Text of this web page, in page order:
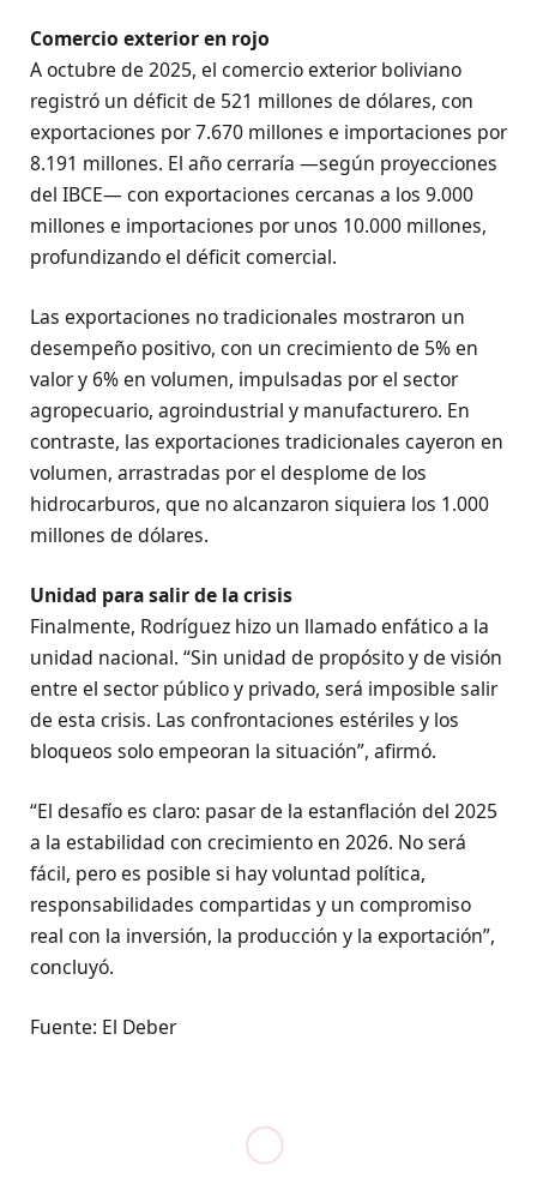
Comercio exterior en rojo
A octubre de 2025, el comercio exterior boliviano
registró un déficit de 521 millones de dólares, con
exportaciones por 7.670 millones e importaciones por
8.191 millones. El año cerraría —según proyecciones
del IBCE— con exportaciones cercanas a los 9.000
millones e importaciones por unos 10.000 millones,
profundizando el déficit comercial.
Las exportaciones no tradicionales mostraron un
desempeño positivo, con un crecimiento de 5% en
valor y 6% en volumen, impulsadas por el sector
agropecuario, agroindustrial y manufacturero. En
contraste, las exportaciones tradicionales cayeron en
volumen, arrastradas por el desplome de los
hidrocarburos, que no alcanzaron siquiera los 1.000
millones de dólares.
Unidad para salir de la crisis
Finalmente, Rodríguez hizo un llamado enfático a la
unidad nacional. “Sin unidad de propósito y de visión
entre el sector público y privado, será imposible salir
de esta crisis. Las confrontaciones estériles y los
bloqueos solo empeoran la situación”, afirmó.
“El desafío es claro: pasar de la estanflación del 2025
a la estabilidad con crecimiento en 2026. No será
fácil, pero es posible si hay voluntad política,
responsabilidades compartidas y un compromiso
real con la inversión, la producción y la exportación”,
concluyó.
Fuente: El Deber